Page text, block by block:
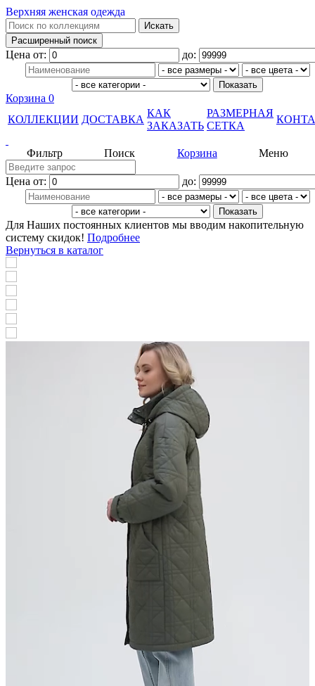
Верхняя женская одежда
Цена от: до:
Корзина 0
КОЛЛЕКЦИИ ДОСТАВКА
КАК
ЗАКАЗАТЬ
РАЗМЕРНАЯ
СЕТКА
Меню
Корзина
Поиск
Фильтр
Цена от: до:
Для Наших постоянных клиентов мы вводим накопительную
систему скидок! Подробнее
Вернуться в каталог